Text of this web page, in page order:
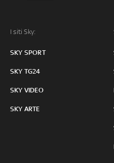
I siti Sky:
SKY SPORT
SKY TG24
SKY VIDEO
SKY ARTE